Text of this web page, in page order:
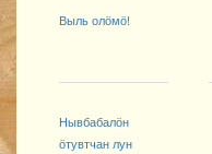
Выль олӧмӧ!
Нывбабалӧн
ӧтувтчан лун